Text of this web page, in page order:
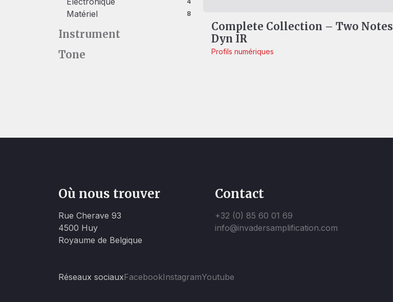
Matériel 88 produits
Instrument
Tone
Complete Collection – Two Notes
Dyn IR
Profils numériques
Où nous trouver
Rue Cherave 93
4500 Huy
Royaume de Belgique
Contact
+32 (0) 85 60 01 69
info@invadersamplification.com
Réseaux sociauxFacebookInstagramYoutube